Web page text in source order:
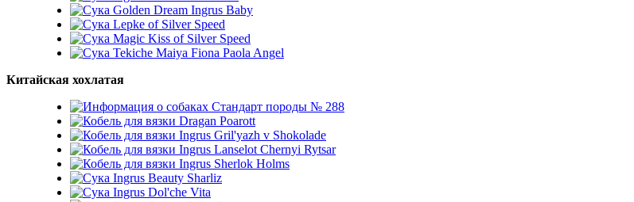
Golden Dream Ingrus Baby
Lepke of Silver Speed
Magic Kiss of Silver Speed
Tekiche Maiya Fiona Paola Angel
Китайская хохлатая
Стандарт породы № 288
Dragan Poarott
Ingrus Gril'yazh v Shokolade
Ingrus Lanselot Chernyi Rytsar
Ingrus Sherlok Holms
Ingrus Beauty Sharliz
Ingrus Dol'che Vita